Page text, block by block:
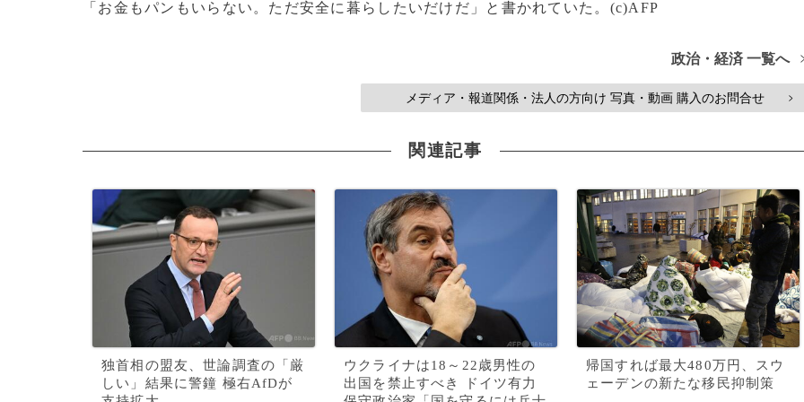
「お金もパンもいらない。ただ安全に暮らしたいだけだ」と書かれていた。(c)AFP
政治・経済 一覧へ
メディア・報道関係・法人の方向け 写真・動画 購入のお問合せ >
関連記事
独首相の盟友、世論調査の「厳
しい」結果に警鐘 極右AfDが
ウクライナは18～22歳男性の
出国を禁止すべき ドイツ有力
帰国すれば最大480万円、スウ
ェーデンの新たな移民抑制策